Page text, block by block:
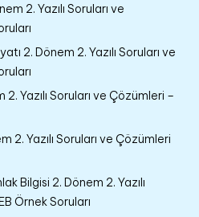
2. Yazılı Soruları ve
2. Dönem 2. Yazılı Soruları ve
2. Yazılı Soruları ve Çözümleri –
2. Yazılı Soruları ve Çözümleri
Bilgisi 2. Dönem 2. Yazılı
Örnek Soruları